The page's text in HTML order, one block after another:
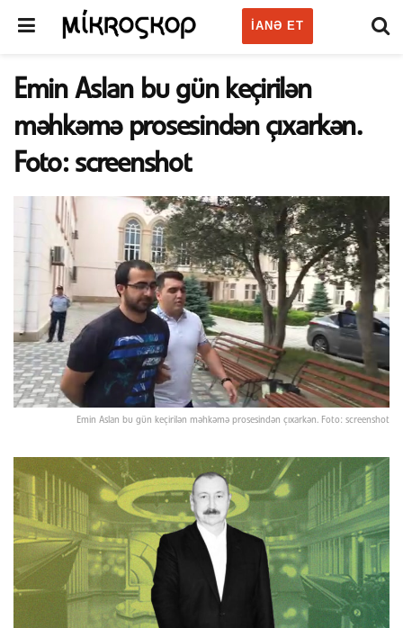
IANƏ ET
Emin Aslan bu gün keçirilən
məhkəmə prosesindən çıxarkən.
Foto: screenshot
Emin Aslan bu gün keçirilən məhkəmə prosesindən çıxarkən. Foto: screenshot